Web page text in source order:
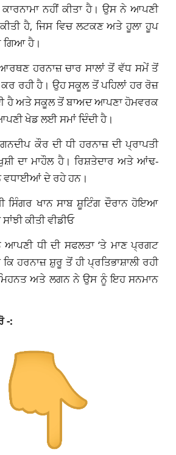
ਨਹੀਂ ਕੀਤਾ ਹੈ। ਉਸ ਨੇ ਆਪਣੀ
ਹੈ, ਜਿਸ ਵਿਚ ਲਟਕਣ ਅਤੇ ਹੂਲਾ ਹੂਪ
ਹੈ।
ਹਰਨਾਜ਼ ਚਾਰ ਸਾਲਾਂ ਤੋਂ ਵੱਧ ਸਮੇਂ ਤੋਂ
ਰਹੀ ਹੈ। ਉਹ ਸਕੂਲ ਤੋਂ ਪਹਿਲਾਂ ਹਰ ਰੋਜ਼
ਹੈ ਅਤੇ ਸਕੂਲ ਤੋਂ ਬਾਅਦ ਆਪਣਾ ਹੋਮਵਰਕ
ਖੇਡ ਲਈ ਸਮਾਂ ਦਿੰਦੀ ਹੈ।
ਕੌਰ ਦੀ ਧੀ ਹਰਨਾਜ਼ ਦੀ ਪ੍ਰਾਪਤੀ
ਦਾ ਮਾਹੌਲ ਹੈ। ਰਿਸ਼ਤੇਦਾਰ ਅਤੇ ਆਂਢ-
ਦੇ ਰਹੇ ਹਨ।
ਸਿੰਗਰ ਖਾਨ ਸਾਬ ਸ਼ੂਟਿੰਗ ਦੌਰਾਨ ਹੋਇਆ
ਕੀਤੀ ਵੀਡੀਓ
ਧੀ ਦੀ ਸਫਲਤਾ ‘ਤੇ ਮਾਣ ਪ੍ਰਗਟ
ਹਰਨਾਜ਼ ਸ਼ੁਰੂ ਤੋਂ ਹੀ ਪ੍ਰਤਿਭਾਸ਼ਾਲੀ ਰਹੀ
ਅਤੇ ਲਗਨ ਨੇ ਉਸ ਨੂੰ ਇਹ ਸਨਮਾਨ
-: